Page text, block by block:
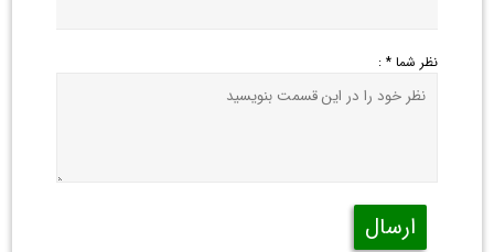
نظر شما * :
ارسال